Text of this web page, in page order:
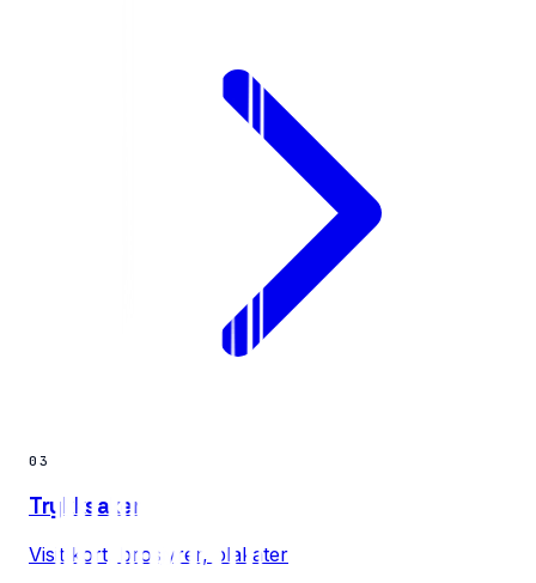
03
Trykksaker
Visittkort, brosjyrer, plakater